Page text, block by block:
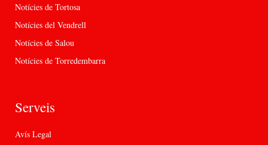
Notícies de Tortosa
Notícies del Vendrell
Notícies de Salou
Notícies de Torredembarra
Serveis
Avís Legal